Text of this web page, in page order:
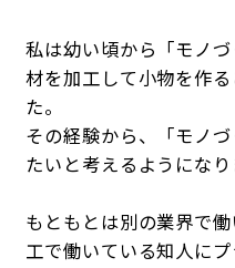
私は幼い頃から「モノ
材を加工して小物を作
た。
その経験から、「モノ
たいと考えるようになり
もともとは別の業界で
工で働いている知人に